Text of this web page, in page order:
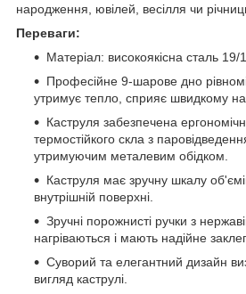
народження, ювілей, весілля чи
Переваги:
Матеріал: високоякісна сталь 19/
Професійне 9-шарове дно
утримує тепло, сприяє швидкому
Каструля забезпечена
термостійкого скла з
утримуючим металевим обідком.
Каструля має зручну шкалу
внутрішній поверхні.
Зручні порожнисті ручки з
нагріваються і мають надійне
Суворий та елегантний дизайн
вигляд каструлі.